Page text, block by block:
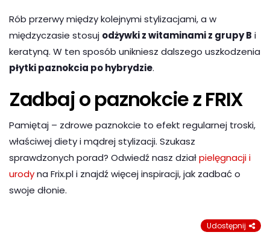
Rób przerwy między kolejnymi stylizacjami, a w
międzyczasie stosuj odżywki z witaminami z grupy B i
keratyną. W ten sposób unikniesz dalszego uszkodzenia
płytki paznokcia po hybrydzie.
Zadbaj o paznokcie z FRIX
Pamiętaj – zdrowe paznokcie to efekt regularnej troski,
właściwej diety i mądrej stylizacji. Szukasz
sprawdzonych porad? Odwiedź nasz działpielęgnacji i
urodyna Frix.pl i znajdź więcej inspiracji, jak zadbać o
swoje dłonie.
Udostępnij